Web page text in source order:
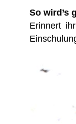
So wird’s
Erinnert